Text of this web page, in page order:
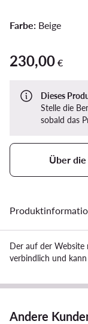
Farbe: Beige
230,00 €
230,00 €
Dieses
Stelle die
sobald das
Über
Der auf der Website
verbindlich und
Andere